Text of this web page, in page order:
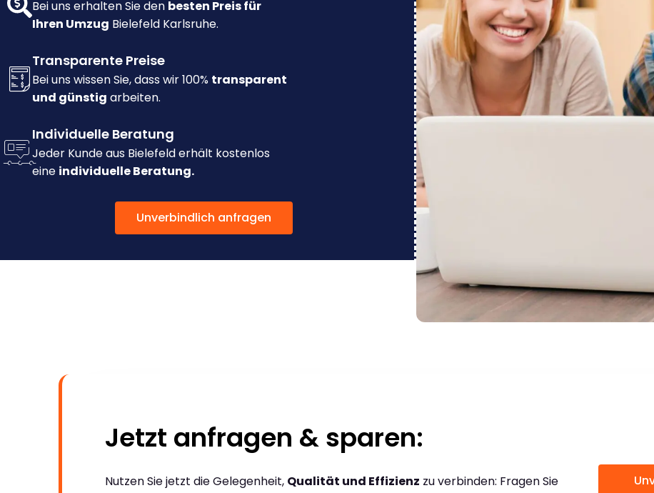
Bei uns erhalten Sie den besten Preis für
Ihren Umzug Bielefeld Karlsruhe.
Transparente Preise
Bei uns wissen Sie, dass wir 100% transparent
und günstig arbeiten.
Individuelle Beratung
Jeder Kunde aus Bielefeld erhält kostenlos
eine individuelle Beratung.
Unverbindlich anfragen
Jetzt anfragen & sparen:
Nutzen Sie jetzt die Gelegenheit, Qualität und Effizienz zu verbinden: Fragen Sie